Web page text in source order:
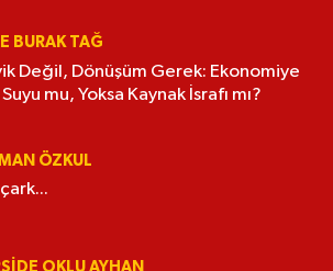
BURAK TAĞ
Değil, Dönüşüm Gerek: Ekonomiye
mu, Yoksa Kaynak İsrafı mı?
ÖZKUL
OKLU AYHAN